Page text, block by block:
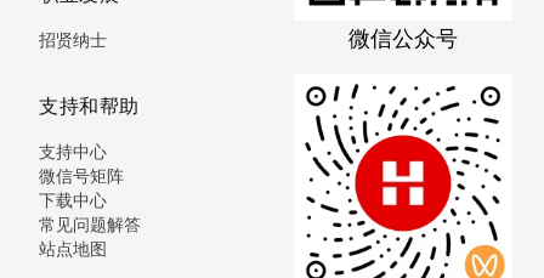
招贤纳士
支持和帮助
支持中心
微信号矩阵
下载中心
常见问题解答
站点地图
微信公众号